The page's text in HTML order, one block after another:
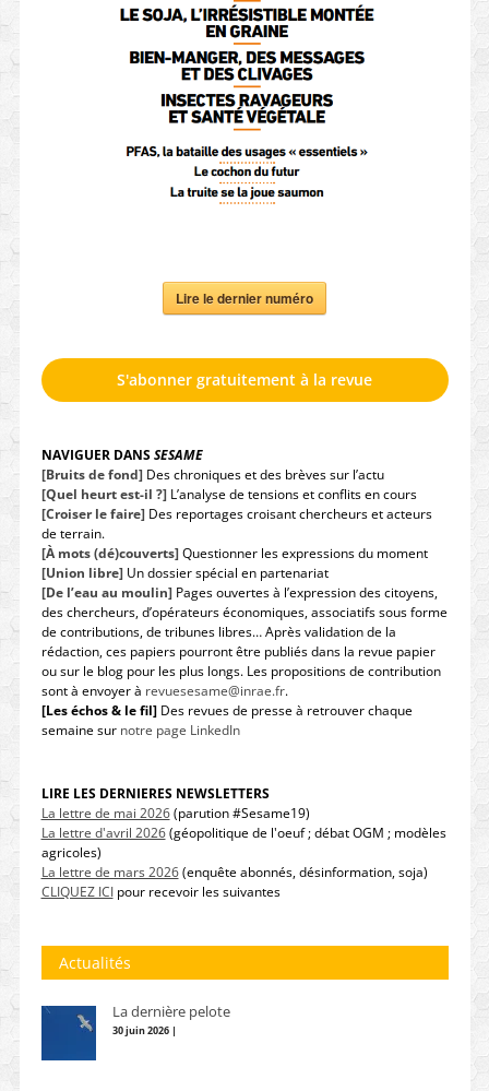
Lire le dernier numéro
S'abonner gratuitement à la revue
NAVIGUER DANSSESAME
[Bruits de fond]Des chroniques et des brèves sur l’actu
[Quel heurt est-il ?]L’analyse de tensions et conflits en cours
[Croiser le faire]Des reportages croisant chercheurs et acteurs
de terrain.
[À mots (dé)couverts]Questionner les expressions du moment
[Union libre]Un dossier spécial en partenariat
[De l’eau au moulin]Pages ouvertes à l’expression des citoyens,
des chercheurs, d’opérateurs économiques, associatifs sous forme
de contributions, de tribunes libres… Après validation de la
rédaction, ces papiers pourront être publiés dans la revue papier
ou sur le blog pour les plus longs. Les propositions de contribution
sont à envoyer à revuesesame@inrae.fr.
[Les échos & le fil]Des revues de presse à retrouver chaque
semaine sur notre page LinkedIn
LIRE LES DERNIERES NEWSLETTERS
La lettre de mai 2026(parution #Sesame19)
La lettre d'avril 2026(géopolitique de l'oeuf ; débat OGM ; modèles
agricoles)
La lettre de mars 2026(enquête abonnés, désinformation, soja)
CLIQUEZ ICIpour recevoir les suivantes
Actualités
La dernière pelote
30 juin 2026 |